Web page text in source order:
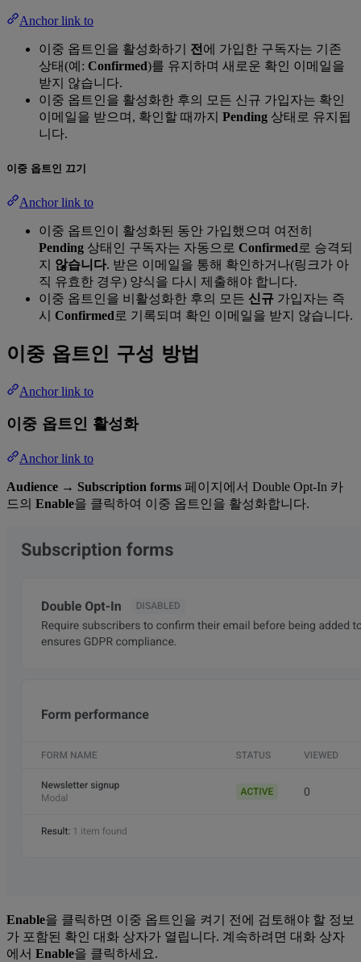
Anchor link to
이중 옵트인을 활성화하기 전 에 가입한 구독자는 기존
상태(예: Confirmed)를 유지하며 새로운 확인 이메일을
받지 않습니다.
이중 옵트인을 활성화한 후의 모든 신규 가입자는 확인
이메일을 받으며, 확인할 때까지 Pending 상태로 유지됩
니다.
이중 옵트인 끄기
Anchor link to
이중 옵트인이 활성화된 동안 가입했으며 여전히
Pending 상태인 구독자는 자동으로 Confirmed 로 승격되
지 않습니다. 받은 이메일을 통해 확인하거나(링크가 아
직 유효한 경우) 양식을 다시 제출해야 합니다.
이중 옵트인을 비활성화한 후의 모든 신규 가입자는 즉
시 Confirmed 로 기록되며 확인 이메일을 받지 않습니다.
이중 옵트인 구성 방법
Anchor link to
이중 옵트인 활성화
Anchor link to
Audience → Subscription forms 페이지에서 Double Opt-In 카
드의 Enable을 클릭하여 이중 옵트인을 활성화합니다.
Enable을 클릭하면 이중 옵트인을 켜기 전에 검토해야 할 정보
가 포함된 확인 대화 상자가 열립니다. 계속하려면 대화 상자
에서 Enable을 클릭하세요.